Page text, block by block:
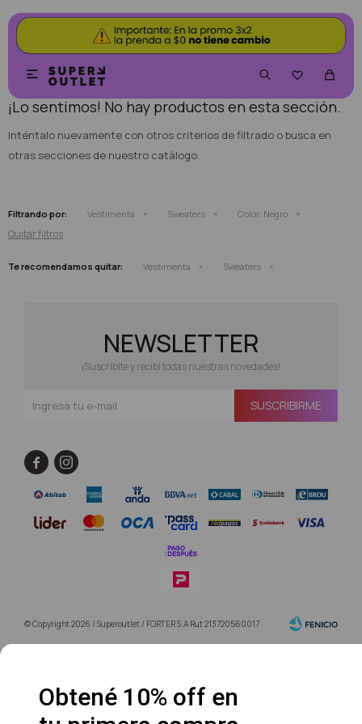

 NO SE HAN RECUPERADO PRODUCTOS
¡Lo sentimos! No hay productos en esta sección.
Inténtalo nuevamente con otros criterios de filtrado o busca en
otras secciones de nuestro catálogo.
Filtrando por: Vestimenta Sweaters Color: Negro
Quitar filtros
Te recomendamos quitar: Vestimenta Sweaters
NEWSLETTER
¡Suscribite y recibí todas nuestras novedades!
SUSCRIBIRME
 
© Copyright 2026 / Superoutlet / FORTER S.A Rut 213720560017
Obtené 10% off en